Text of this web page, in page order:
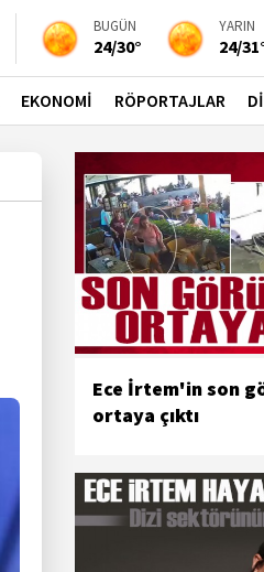
BUGÜN
24/30°
YARIN
24/
EKONOMİ RÖPORTAJLAR
Ece İrtem'in son
ortaya çıktı